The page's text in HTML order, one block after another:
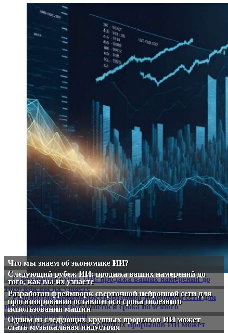
Что мы знаем об экономике ИИ?
Следующий рубеж ИИ: продажа ваших намерений до
того, как вы их узнаете
Разработан фреймворк сверточной нейронной сети для
прогнозирования оставшегося срока полезного
использования машин
Одним из следующих крупных прорывов ИИ может
стать музыкальная индустрия